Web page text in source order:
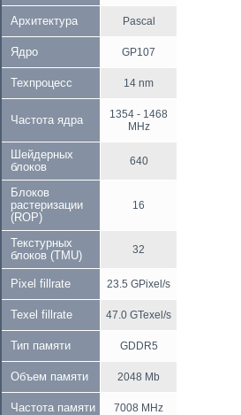
Архитектура Pascal
Ядро GP107
Техпроцесс 14 nm
Частота ядра
1354 - 1468
MHz
Шейдерных
блоков
640
Блоков
растеризации
(ROP)
16
Текстурных
блоков (TMU)
32
Pixel fillrate 23.5 GPixel/s
Texel fillrate 47.0 GTexel/s
Тип памяти GDDR5
Объем памяти 2048 Mb
Частота памяти 7008 MHz